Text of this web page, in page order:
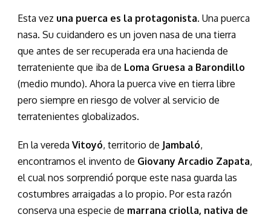
Esta vez una puerca es la protagonista. Una puerca
nasa. Su cuidandero es un joven nasa de una tierra
que antes de ser recuperada era una hacienda de
terrateniente que iba de Loma Gruesa a Barondillo
(medio mundo). Ahora la puerca vive en tierra libre
pero siempre en riesgo de volver al servicio de
terratenientes globalizados.
En la vereda Vitoyó, territorio de Jambaló,
encontramos el invento de Giovany Arcadio Zapata,
el cual nos sorprendió porque este nasa guarda las
costumbres arraigadas a lo propio. Por esta razón
conserva una especie de marrana criolla, nativa de